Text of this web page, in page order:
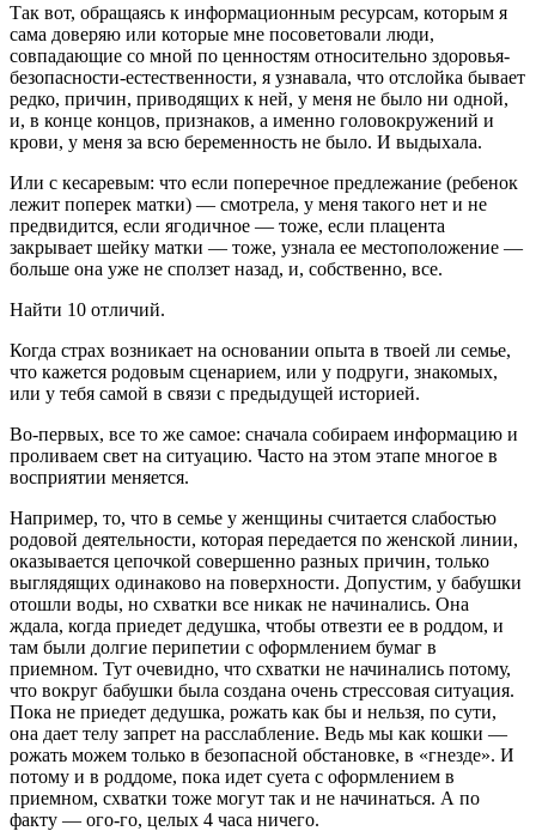
Так вот, обращаясь к информационным ресурсам, которым я
сама доверяю или которые мне посоветовали люди,
совпадающие со мной по ценностям относительно здоровья-
безопасности-естественности, я узнавала, что отслойка бывает
редко, причин, приводящих к ней, у меня не было ни одной,
и, в конце концов, признаков, а именно головокружений и
крови, у меня за всю беременность не было. И выдыхала.
Или с кесаревым: что если поперечное предлежание (ребенок
лежит поперек матки) — смотрела, у меня такого нет и не
предвидится, если ягодичное — тоже, если плацента
закрывает шейку матки — тоже, узнала ее местоположение —
больше она уже не сползет назад, и, собственно, все.
Найти 10 отличий.
Когда страх возникает на основании опыта в твоей ли семье,
что кажется родовым сценарием, или у подруги, знакомых,
или у тебя самой в связи с предыдущей историей.
Во-первых, все то же самое: сначала собираем информацию и
проливаем свет на ситуацию. Часто на этом этапе многое в
восприятии меняется.
Например, то, что в семье у женщины считается слабостью
родовой деятельности, которая передается по женской линии,
оказывается цепочкой совершенно разных причин, только
выглядящих одинаково на поверхности. Допустим, у бабушки
отошли воды, но схватки все никак не начинались. Она
ждала, когда приедет дедушка, чтобы отвезти ее в роддом, и
там были долгие перипетии с оформлением бумаг в
приемном. Тут очевидно, что схватки не начинались потому,
что вокруг бабушки была создана очень стрессовая ситуация.
Пока не приедет дедушка, рожать как бы и нельзя, по сути,
она дает телу запрет на расслабление. Ведь мы как кошки —
рожать можем только в безопасной обстановке, в «гнезде». И
потому и в роддоме, пока идет суета с оформлением в
приемном, схватки тоже могут так и не начинаться. А по
факту — ого-го, целых 4 часа ничего.